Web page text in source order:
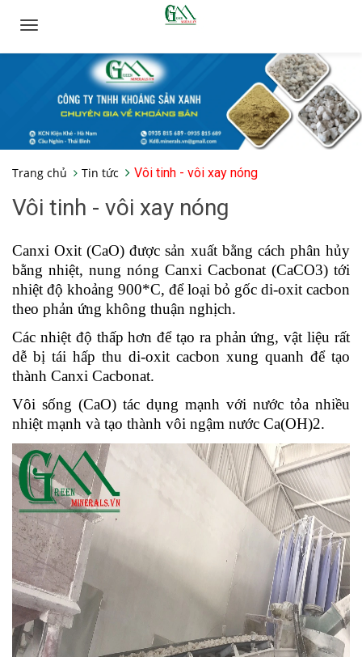
Toggle
Trang chủ Tin tức Vôi tinh - vôi xay nóng
Vôi tinh - vôi xay nóng
Canxi Oxit (CaO) được sản xuất bằng cách phân hủy
bằng nhiệt, nung nóng Canxi Cacbonat (CaCO3) tới
nhiệt độ khoảng 900*C, để loại bỏ gốc di-oxit cacbon
theo phản ứng không thuận nghịch.
Các nhiệt độ thấp hơn để tạo ra phản ứng, vật liệu rất
dễ bị tái hấp thu di-oxit cacbon xung quanh để tạo
thành Canxi Cacbonat.
Vôi sống (CaO) tác dụng mạnh với nước tỏa nhiều
nhiệt mạnh và tạo thành vôi ngậm nước Ca(OH)2.